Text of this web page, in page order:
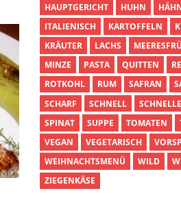
HAUPTGERICHT
HUHN
ITALIENISCH
KARTOFFELN
KRÄUTER
LACHS
MINZE
PASTA QUITTEN
ROTKOHL
RUM SAFRAN
SCHARF
SCHNELL
SPINAT
SUPPE TOMATEN
VEGAN
VEGETARISCH
WEIHNACHTSMENÜ
WILD
ZIEGENKÄSE